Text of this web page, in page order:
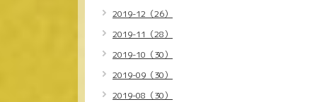
2019-12（26）
2019-11（28）
2019-10（30）
2019-09（30）
2019-08（30）